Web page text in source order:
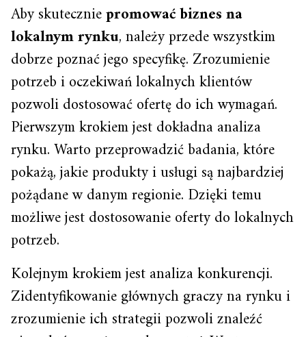
Aby skuteczniepromować biznes na
lokalnym rynku, należy przede wszystkim
dobrze poznać jego specyfikę. Zrozumienie
potrzeb i oczekiwań lokalnych klientów
pozwoli dostosować ofertę do ich wymagań.
Pierwszym krokiem jest dokładna analiza
rynku. Warto przeprowadzić badania, które
pokażą, jakie produkty i usługi są najbardziej
pożądane w danym regionie. Dzięki temu
możliwe jest dostosowanie oferty do lokalnych
potrzeb.
Kolejnym krokiem jest analiza konkurencji.
Zidentyfikowanie głównych graczy na rynku i
zrozumienie ich strategii pozwoli znaleźć